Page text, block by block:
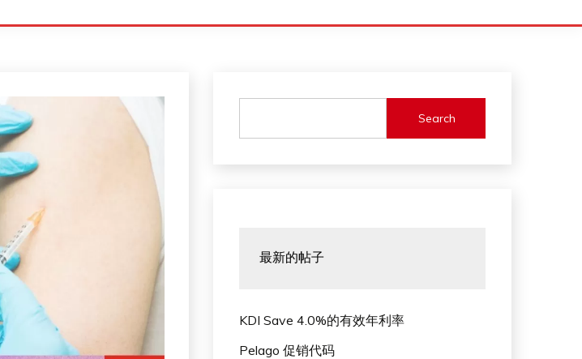
Search
最新的帖子
KDI Save 4.0%的有效年利率
Pelago 促销代码